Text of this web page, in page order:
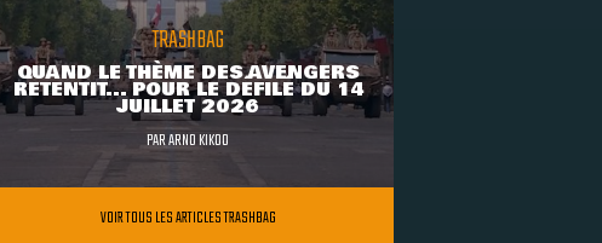
TRASHBAG
QUAND LE THÈME DES AVENGERS
RETENTIT... POUR LE DÉFILÉ DU 14
JUILLET 2026
PARARNO KIKOO
VOIR TOUS LES ARTICLES TRASHBAG